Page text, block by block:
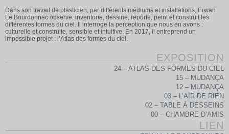
Dans son travail de plasticien, par différents médiums et installations, Erwan
Le Bourdonnec observe, inventorie, dessine, reporte, peint et construit les
différentes formes du ciel. Il interroge la perception que nous en avons :
culturelle et construite, sensible et intuitive. En 2017, il entreprend un
impossible projet : l’Atlas des formes du ciel.
EXPOSITION
24 – ATLAS DES FORMES DU CIEL
15 – MUDANÇA
12 – MUDANÇA
03 – L’AIR DE RIEN
02 – TABLE À DESSEINS
00 – CHAMBRE D’AMIS
LIEN